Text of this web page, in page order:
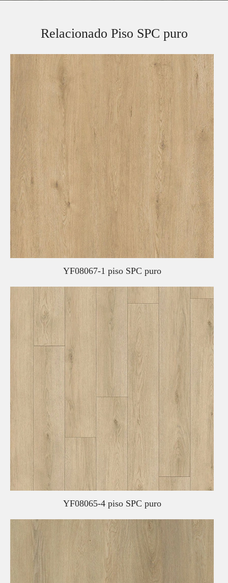
Relacionado Piso SPC puro
YF08067-1 piso SPC puro
YF08065-4 piso SPC puro